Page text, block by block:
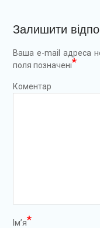
Залишити
Ваша e-mail адреса
поля позначені*
Коментар
Ім’я*